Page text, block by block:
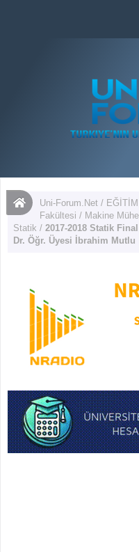
Uni-Forum.Net / EĞİTİM
Fakültesi / Makine
Statik /2017-2018 Statik
Dr. Öğr. Üyesi İbrahim Mutlu